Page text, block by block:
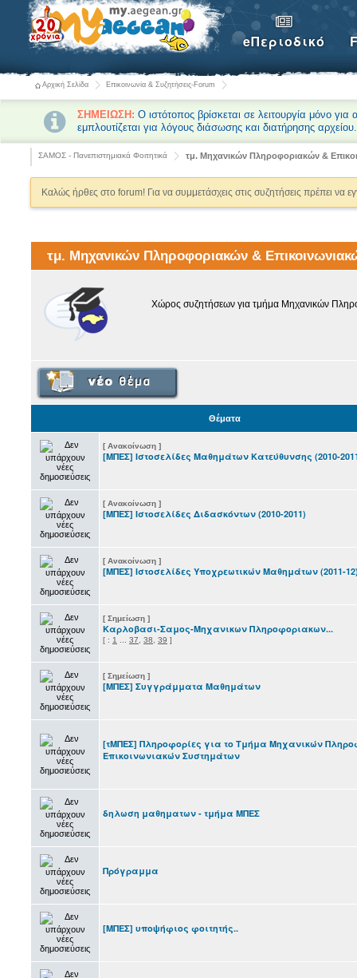
eΠεριοδικό
Αρχική Σελίδα Επικοινωνία & Συζητήσεις-Forum
ΣΗΜΕΙΩΣΗ: Ο ιστότοπος βρίσκεται σε λειτουργία μόνο
εμπλουτίζεται για λόγους διάσωσης και διατήρησης αρχείου.
ΣΑΜΟΣ - Πανεπιστημιακά Φοιτητικά τμ. Μηχανικών Πληροφοριακών &
Καλώς ήρθες στο forum! Για να συμμετάσχεις στις συζητήσεις πρέπει να
τμ. Μηχανικών Πληροφοριακών &
Χώρος συζητήσεων για τμήμα Μηχανικών
Θέματα
[ Ανακοίνωση ]
[ΜΠΕΣ] Ιστοσελίδες Μαθημάτων Κατεύθυνσης (2010-
[ Ανακοίνωση ]
[MΠΕΣ] Ιστοσελίδες Διδασκόντων (2010-2011)
[ Ανακοίνωση ]
[ΜΠΕΣ] Ιστοσελίδες Υποχρεωτικών Μαθημάτων (2011-
[ Σημείωση ]
Καρλοβασι-Σαμος-Μηχανικων Πληροφοριακων...
[ : 1 37 38 39 ]
[ Σημείωση ]
[ΜΠΕΣ] Συγγράμματα Μαθημάτων
[τΜΠΕΣ] Πληροφορίες για το Τμήμα Μηχανικών
Επικοινωνιακών Συστημάτων
δηλωση μαθηματων - τμήμα ΜΠΕΣ
Πρόγραμμα
[ΜΠΕΣ] υποψήφιος φοιτητής..